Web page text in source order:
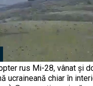
rus Mi-28, vânat și
ucraineană chiar în